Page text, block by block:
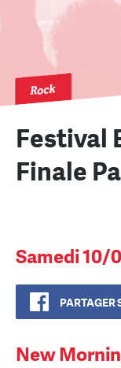
Rock
Festival
Finale
Samedi 10/
PARTAGER
New